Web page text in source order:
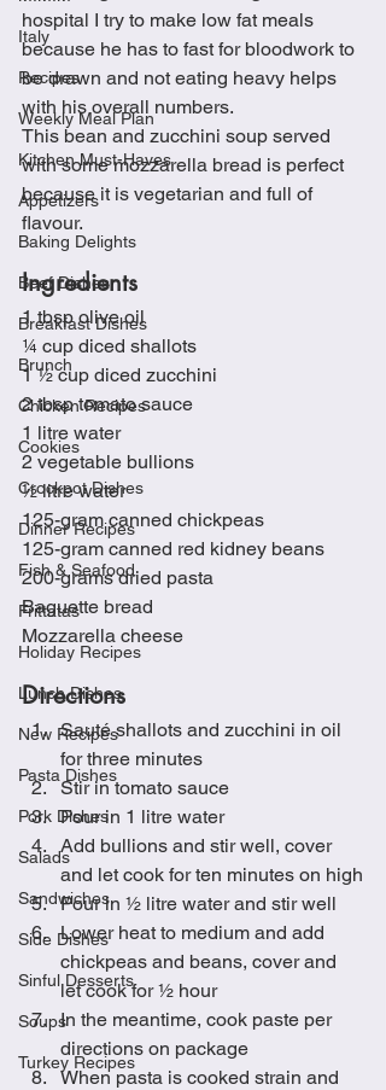
Italy
Recipes
Weekly Meal Plan
Kitchen Must-Haves
Appetizers
Baking Delights
Beef Dishes
Breakfast Dishes
Brunch
Chicken Recipes
Cookies
Crockpot Dishes
Dinner Recipes
Fish & Seafood
Frittatas
Holiday Recipes
Lunch Dishes
New Recipes
Pasta Dishes
Pork Dishes
Salads
Sandwiches
Side Dishes
Sinful Desserts
Soups
Turkey Recipes
hospital I try to make low fat meals
because he has to fast for bloodwork to
be drawn and not eating heavy helps
with his overall numbers.
This bean and zucchini soup served
with some mozzarella bread is perfect
because it is vegetarian and full of
flavour.
Ingredients
1 tbsp olive oil
¼ cup diced shallots
1 ½ cup diced zucchini
2 tbsp tomato sauce
1 litre water
2 vegetable bullions
½ litre water
125-gram canned chickpeas
125-gram canned red kidney beans
200-grams dried pasta
Baguette bread
Mozzarella cheese
Directions
Sauté shallots and zucchini in oil
for three minutes
Stir in tomato sauce
Pour in 1 litre water
Add bullions and stir well, cover
and let cook for ten minutes on high
Pour in ½ litre water and stir well
Lower heat to medium and add
chickpeas and beans, cover and
let cook for ½ hour
In the meantime, cook paste per
directions on package
When pasta is cooked strain and